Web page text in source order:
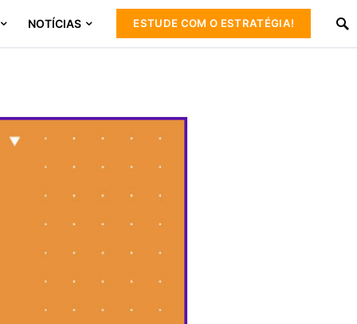
NOTÍCIAS ESTUDE COM O ESTRATÉGIA!